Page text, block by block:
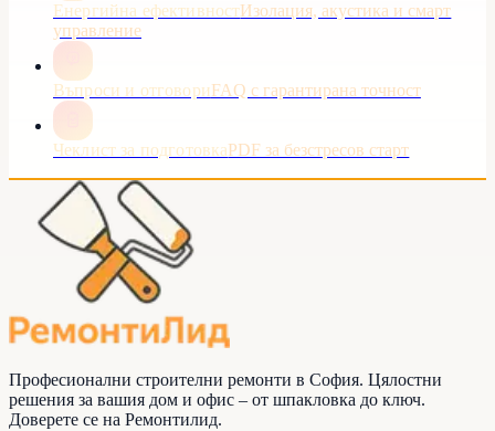
Енергийна ефективностИзолация, акустика и смарт
управление
Въпроси и отговориFAQ с гарантирана точност
Чеклист за подготовкаPDF за безстресов старт
Професионални строителни ремонти в София. Цялостни
решения за вашия дом и офис – от шпакловка до ключ.
Доверете се на Ремонтилид.